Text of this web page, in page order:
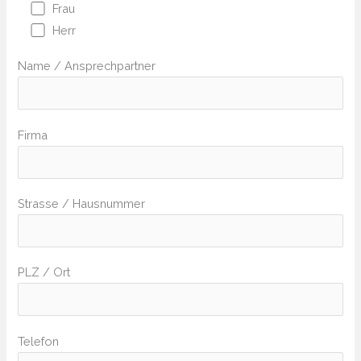
Frau
Herr
Name / Ansprechpartner
Firma
Strasse / Hausnummer
PLZ / Ort
Telefon